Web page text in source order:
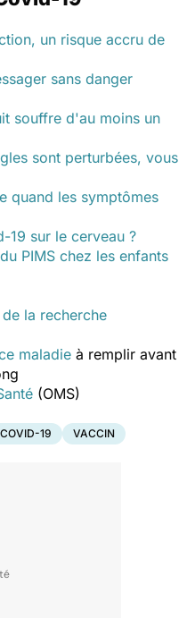
un risque accru de
sans danger
souffre d'au moins un
sont perturbées, vous
quand les symptômes
19 sur le cerveau ?
PIMS chez les enfants
la recherche
maladie à remplir avant
(OMS)
19 VACCIN